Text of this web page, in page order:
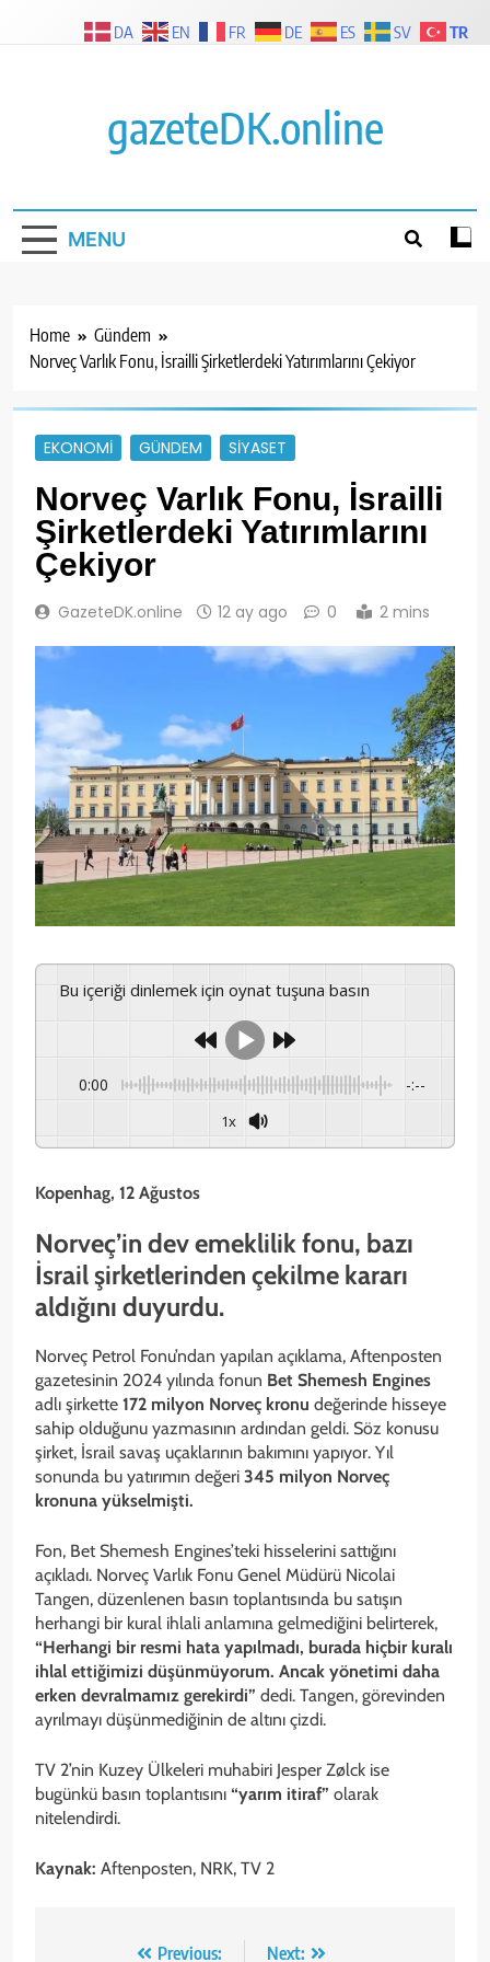
gazeteDK.online
MENU
Home
Gündem
Norveç Varlık Fonu, İsrailli Şirketlerdeki Yatırımlarını Çekiyor
EKONOMI GÜNDEM SIYASET
Norveç Varlık Fonu, İsrailli
Şirketlerdeki Yatırımlarını
Çekiyor
GazeteDK.online 12 ay ago 0 2 mins
Bu içeriği dinlemek için oynat tuşuna basın
0:00 -:--
1x
Kopenhag, 12 Ağustos
Norveç’in dev emeklilik fonu, bazı
İsrail şirketlerinden çekilme kararı
aldığını duyurdu.
Norveç Petrol Fonu’ndan yapılan açıklama, Aftenposten
gazetesinin 2024 yılında fonun Bet Shemesh Engines
adlı şirkette 172 milyon Norveç kronu değerinde hisseye
sahip olduğunu yazmasının ardından geldi. Söz konusu
şirket, İsrail savaş uçaklarının bakımını yapıyor. Yıl
sonunda bu yatırımın değeri 345 milyon Norveç
kronuna yükselmişti.
Fon, Bet Shemesh Engines’teki hisselerini sattığını
açıkladı. Norveç Varlık Fonu Genel Müdürü Nicolai
Tangen, düzenlenen basın toplantısında bu satışın
herhangi bir kural ihlali anlamına gelmediğini belirterek,
“Herhangi bir resmi hata yapılmadı, burada hiçbir kuralı
ihlal ettiğimizi düşünmüyorum. Ancak yönetimi daha
erken devralmamız gerekirdi” dedi. Tangen, görevinden
ayrılmayı düşünmediğinin de altını çizdi.
TV 2’nin Kuzey Ülkeleri muhabiri Jesper Zølck ise
bugünkü basın toplantısını “yarım itiraf” olarak
nitelendirdi.
Kaynak: Aftenposten, NRK, TV 2
Previous: Next:
DA EN FR DE ES SV TR